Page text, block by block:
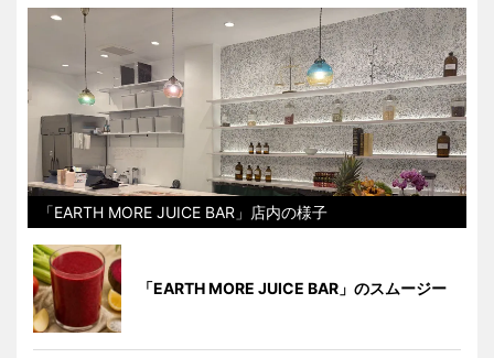
「EARTH MORE JUICE BAR」店内の様子
「EARTH MORE JUICE BAR」のスムージー